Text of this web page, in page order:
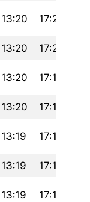
13:20 17:21
13:20 17:20
13:20 17:19
13:20 17:17
13:19 17:16
13:19 17:15
13:19 17:13